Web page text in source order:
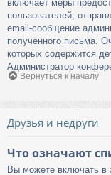
включает меры
пользователей,
email-сообщение
полученного письма.
которых содержится
Администратор
Вернуться к началу
Друзья и недруги
Что означают
Вы можете включать в